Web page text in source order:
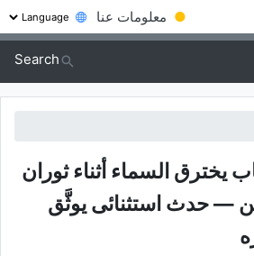
● معلومات عنا
Search
یخترق السماء أثناء ثوران
— حدث استثنائی یوثَّق